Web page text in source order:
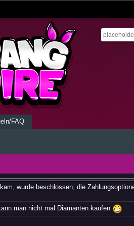
FAQ
wurde beschlossen, die
man nicht mal Diamanten kaufen